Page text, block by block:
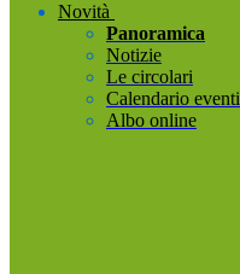
Novità
Panoramica
Notizie
Le circolari
Calendario eventi
Albo online